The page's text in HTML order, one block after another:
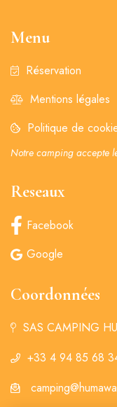
Menu
Réservation
Mentions légales
Politique de
Notre camping accepte
Reseaux
Facebook
Google
Coordonnées
SAS CAMPING
+33 4 94 85 68